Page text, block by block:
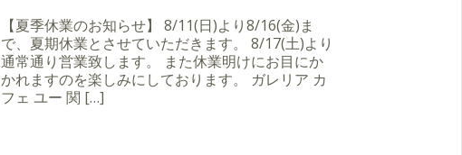
【夏季休業のお知らせ】 8/11(日)より8/16(金)ま
で、夏期休業とさせていただきます。 8/17(土)より
通常通り営業致します。 また休業明けにお目にか
かれますのを楽しみにしております。 ガレリア カ
フェ ユー 関 […]